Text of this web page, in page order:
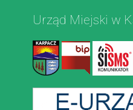
Urząd Miejski w